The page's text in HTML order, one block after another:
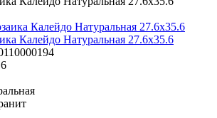
Калейдо Натуральная 27.6x35.6